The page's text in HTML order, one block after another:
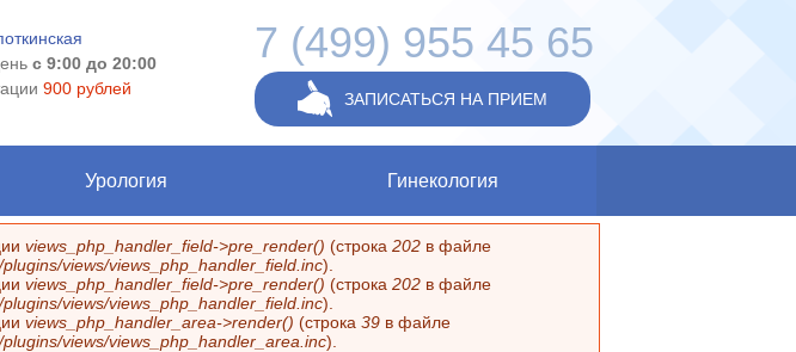
с 9:00 до 20:00
900 рублей
7 (499) 955 45 65
ЗАПИСАТЬСЯ НА ПРИЕМ
Урология Гинекология
views_php_handler_field->pre_render() (строка 202в файле
views/views_php_handler_field.inc).
views_php_handler_field->pre_render() (строка 202в файле
views/views_php_handler_field.inc).
views_php_handler_area->render() (строка 39в файле
views/views_php_handler_area.inc).